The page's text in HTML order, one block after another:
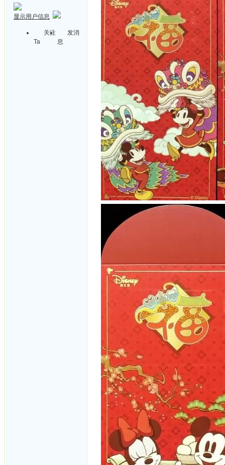
显示用户信息
关注
Ta
发消
息